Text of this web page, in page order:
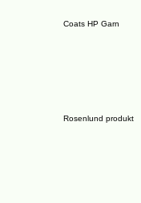
Coats HP Garn
Rosenlund produkt